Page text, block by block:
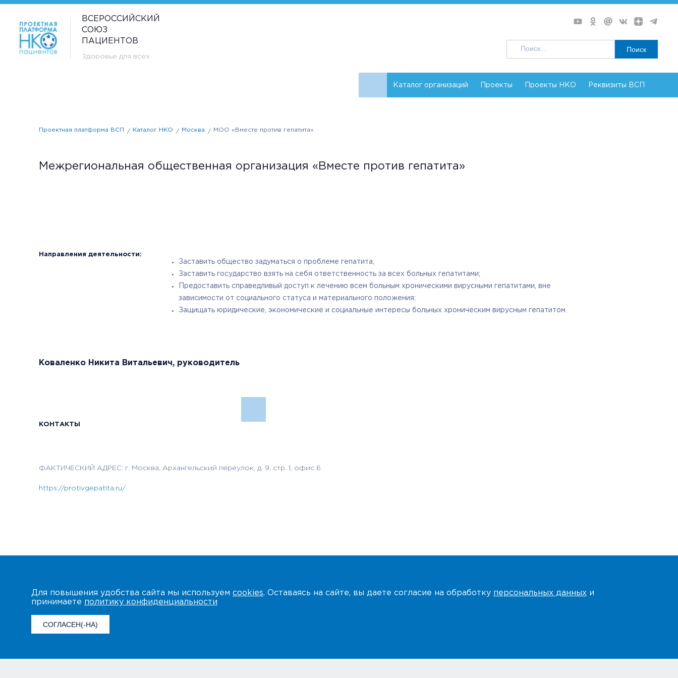
ВСЕРОССИЙСКИЙ
СОЮЗ
ПАЦИЕНТОВ
Здоровье для всех
Поиск
Каталог организаций Проекты Проекты НКО Реквизиты ВСП
Проектная платформа ВСП Каталог НКО Москва МОО «Вместе против гепатита»
Межрегиональная общественная организация «Вместе против гепатита»
Направления деятельности:
Заставить общество задуматься о проблеме гепатита;
Заставить государство взять на себя ответственность за всех больных гепатитами;
Предоставить справедливый доступ к лечению всем больным хроническими вирусными гепатитами, вне
зависимости от социального статуса и материального положения;
Защищать юридические, экономические и социальные интересы больных хроническим вирусным гепатитом.
Коваленко Никита Витальевич, руководитель
КОНТАКТЫ
ФАКТИЧЕСКИЙ АДРЕС: г. Москва, Архангельский переулок, д. 9, стр. 1, офис 6
https://protivgepatita.ru/
Для повышения удобства сайта мы используем cookies. Оставаясь на сайте, вы даете согласие на обработку персональных данных и
принимаете политику конфиденциальности
СОГЛАСЕН(-НА)